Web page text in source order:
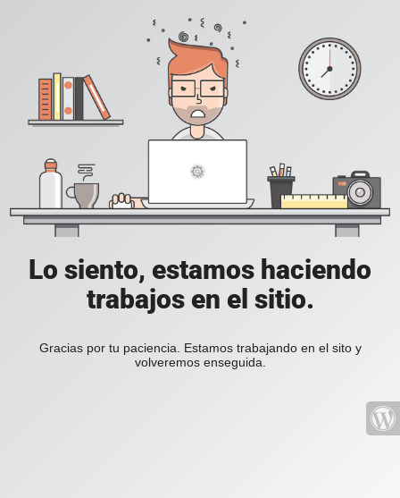
Lo siento, estamos haciendo
trabajos en el sitio.
Gracias por tu paciencia. Estamos trabajando en el sito y
volveremos enseguida.